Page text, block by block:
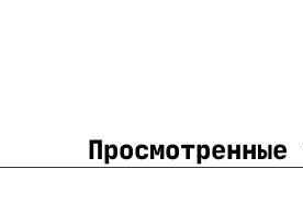
Просмотренные